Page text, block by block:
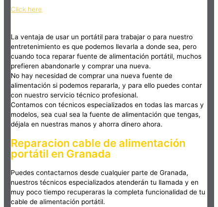
Click here
La ventaja de usar un portátil para trabajar o para nuestro
entretenimiento es que podemos llevarla a donde sea, pero
cuando toca reparar fuente de alimentación portátil, muchos
prefieren abandonarle y comprar una nueva.
No hay necesidad de comprar una nueva fuente de
alimentación si podemos repararla, y para ello puedes contar
con nuestro servicio técnico profesional.
Contamos con técnicos especializados en todas las marcas y
modelos, sea cual sea la fuente de alimentación que tengas,
déjala en nuestras manos y ahorra dinero ahora.
Reparacion cable de alimentación
portátil en Granada
Puedes contactarnos desde cualquier parte de Granada,
nuestros técnicos especializados atenderán tu llamada y en
muy poco tiempo recuperaras la completa funcionalidad de tu
cable de alimentación portátil.